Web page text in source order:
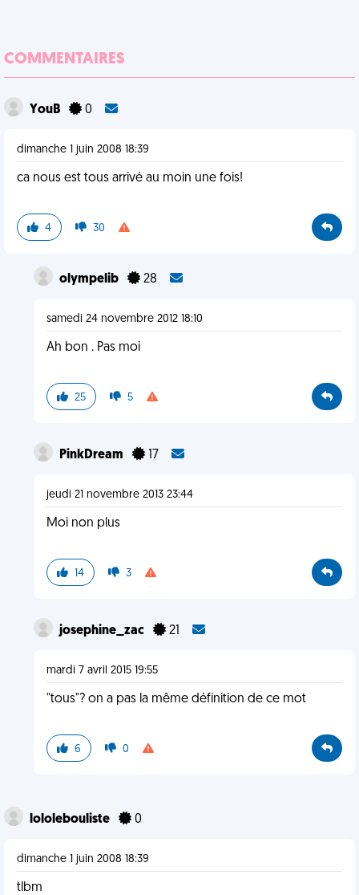
COMMENTAIRES
YouB 0
dimanche 1 juin 2008 18:39
ca nous est tous arrivé au moin une fois!
4 30
olympelib 28
samedi 24 novembre 2012 18:10
Ah bon . Pas moi
25 5
PinkDream 17
jeudi 21 novembre 2013 23:44
Moi non plus
14 3
josephine_zac 21
mardi 7 avril 2015 19:55
"tous"? on a pas la même définition de ce mot
6 0
lololebouliste 0
dimanche 1 juin 2008 18:39
tlbm